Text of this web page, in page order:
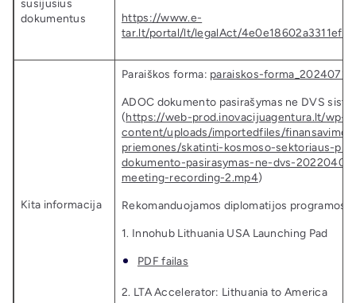
susijusius
dokumentus
https://www.e-
tar.lt/portal/lt/legalAct/
Kita informacija
Paraiškos forma: paraiskos-
ADOC dokumento pasirašymas ne DVS
(https://web-prod.inovacijuagentura.lt/wp-
content/uploads/importedfiles/finansavimo-
priemones/skatinti-kosmoso-sektoriaus-
dokumento-pasirasymas-ne-dvs-
meeting-recording-2.mp4)
Rekomanduojamos diplomatijos programos:
1. Innohub Lithuania USA Launching Pad
PDF failas
2. LTA Accelerator: Lithuania to America